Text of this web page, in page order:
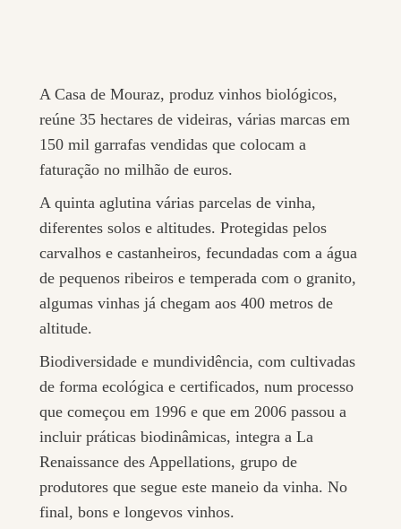
A Casa de Mouraz, produz vinhos biológicos,
reúne 35 hectares de videiras, várias marcas em
150 mil garrafas vendidas que colocam a
faturação no milhão de euros.
A quinta aglutina várias parcelas de vinha,
diferentes solos e altitudes. Protegidas pelos
carvalhos e castanheiros, fecundadas com a água
de pequenos ribeiros e temperada com o granito,
algumas vinhas já chegam aos 400 metros de
altitude.
Biodiversidade e mundividência, com cultivadas
de forma ecológica e certificados, num processo
que começou em 1996 e que em 2006 passou a
incluir práticas biodinâmicas, integra a La
Renaissance des Appellations, grupo de
produtores que segue este maneio da vinha. No
final, bons e longevos vinhos.